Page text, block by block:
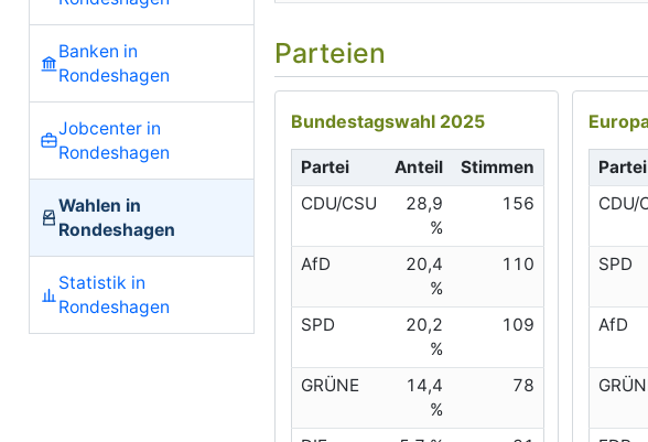
Banken in
Rondeshagen
Jobcenter in
Rondeshagen
Wahlen in
Rondeshagen
Statistik in
Rondeshagen
Parteien
Bundestagswahl 2025
Partei Anteil
Stimmen
CDU/CSU
28,9
%
156
AfD
20,4
%
110
SPD
20,2
%
109
GRÜNE
14,4
%
78
Partei
CDU/
SPD
AfD